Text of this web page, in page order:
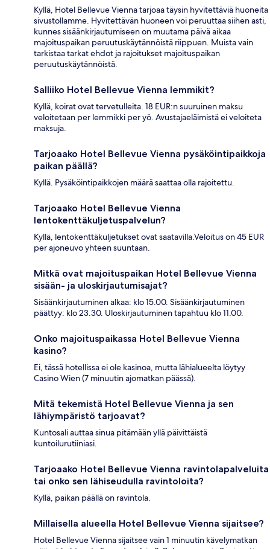
Kyllä, Hotel Bellevue Vienna tarjoaa täysin hyvitettäviä huoneita
sivustollamme. Hyvitettävän huoneen voi peruuttaa siihen asti,
kunnes sisäänkirjautumiseen on muutama päivä aikaa
majoituspaikan peruutuskäytännöistä riippuen. Muista vain
tarkistaa tarkat ehdot ja rajoitukset majoituspaikan
peruutuskäytännöistä.
Salliiko Hotel Bellevue Vienna lemmikit?
Kyllä, koirat ovat tervetulleita. 18 EUR:n suuruinen maksu
veloitetaan per lemmikki per yö. Avustajaeläimistä ei veloiteta
maksuja.
Tarjoaako Hotel Bellevue Vienna pysäköintipaikkoja
paikan päällä?
Kyllä. Pysäköintipaikkojen määrä saattaa olla rajoitettu.
Tarjoaako Hotel Bellevue Vienna
lentokenttäkuljetuspalvelun?
Kyllä, lentokenttäkuljetukset ovat saatavilla.Veloitus on 45 EUR
per ajoneuvo yhteen suuntaan.
Mitkä ovat majoituspaikan Hotel Bellevue Vienna
sisään- ja uloskirjautumisajat?
Sisäänkirjautuminen alkaa: klo 15.00. Sisäänkirjautuminen
päättyy: klo 23.30. Uloskirjautuminen tapahtuu klo 11.00.
Onko majoituspaikassa Hotel Bellevue Vienna
kasino?
Ei, tässä hotellissa ei ole kasinoa, mutta lähialueelta löytyy
Casino Wien (7 minuutin ajomatkan päässä).
Mitä tekemistä Hotel Bellevue Vienna ja sen
lähiympäristö tarjoavat?
Kuntosali auttaa sinua pitämään yllä päivittäistä
kuntoilurutiiniasi.
Tarjoaako Hotel Bellevue Vienna ravintolapalveluita
tai onko sen lähiseudulla ravintoloita?
Kyllä, paikan päällä on ravintola.
Millaisella alueella Hotel Bellevue Vienna sijaitsee?
Hotel Bellevue Vienna sijaitsee vain 1 minuutin kävelymatkan